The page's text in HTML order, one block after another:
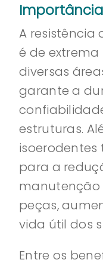
A resistência
é de
diversas
garante a
estruturas.
para a
manutenção
peças,
vida útil dos
Entre os